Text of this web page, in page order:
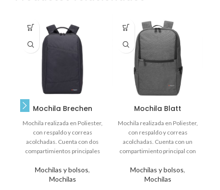
Mochila Brechen
Mochilas y bolsos,
Mochilas
Mochila realizada en Poliester,
con respaldo y correas
acolchadas. Cuenta con dos
compartimientos principales
completamente
Mochila Blatt
Mochilas y bolsos,
Mochilas
Mochila realizada en Poliester,
con respaldo y correas
acolchadas. Cuenta con un
compartimiento principal con
especialmente